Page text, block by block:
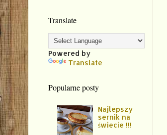
Translate
Powered by
Translate
Popularne posty
Najlepszy
sernik na
świecie !!!